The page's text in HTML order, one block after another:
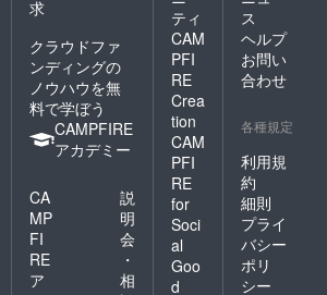
求
クラウドファ
ンディングの
ノウハウを無
料で学ぼう
CAMPFIRE
アカデミー
CA
MP
FI
RE
ア
説
明
会
・
相
ティ
CAM
PFI
RE
Crea
tion
CAM
PFI
RE
for
Soci
al
Goo
d
ス
ヘルプ
お問い
合わせ
各種規定
利用規
約
細則
プライ
バシー
ポリ
シー